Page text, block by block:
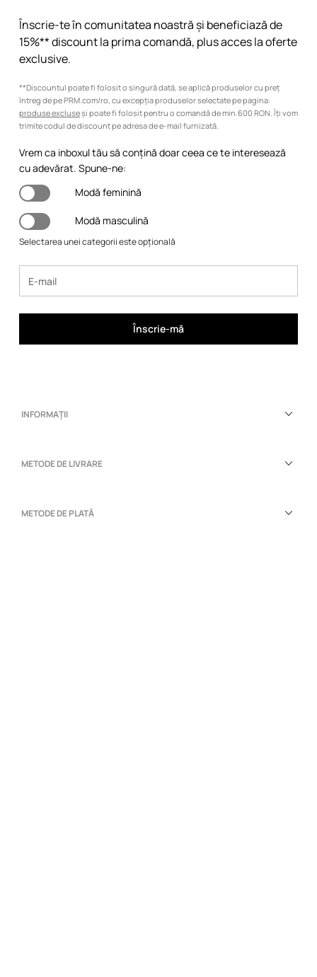
Înscrie-te în comunitatea noastră și beneficiază de
15%** discount la prima comandă, plus acces la oferte
exclusive.
**Discountul poate fi folosit o singură dată, se aplică produselor cu preț
întreg de pe PRM.com/ro, cu excepția produselor selectate pe pagina:
produse excluseși poate fi folosit pentru o comandă de min.600 RON. Îți vom
trimite codul de discount pe adresa de e-mail furnizată.
Vrem ca inboxul tău să conțină doar ceea ce te interesează
cu adevărat. Spune-ne:
Modă feminină
Modă masculină
Selectarea unei categorii este opțională
Înscrie-mă
INFORMAȚII
METODE DE LIVRARE
METODE DE PLATĂ